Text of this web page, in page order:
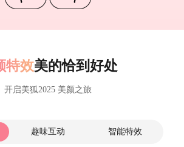
特效美的恰到好处
开启美狐2025 美颜之旅
趣味互动 智能特效